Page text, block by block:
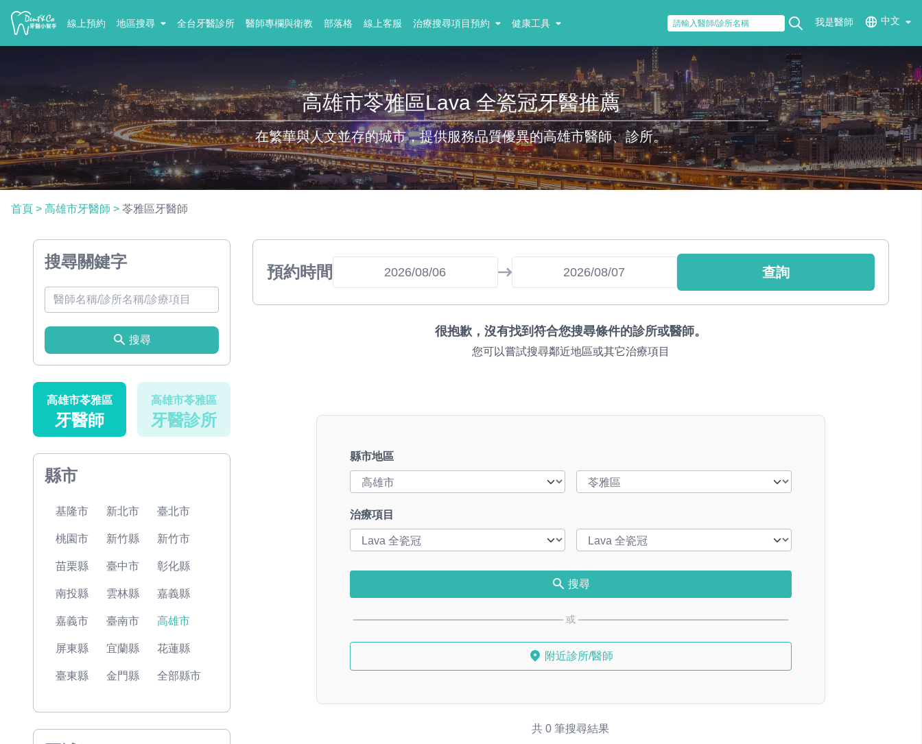
線上預約 地區搜尋 全台牙醫診所 醫師專欄與衛教 部落格 線上客服 治療搜尋項目預約 健康工具 我是醫師 中文
高雄市苓雅區Lava 全瓷冠牙醫推薦
在繁華與人文並存的城市，提供服務品質優異的高雄市醫師、診所。
首頁 > 高雄市牙醫師 > 苓雅區牙醫師
搜尋關鍵字
搜尋
高雄市苓雅區
牙醫師
高雄市苓雅區
牙醫診所
縣市
基隆市 新北市 臺北市
桃園市 新竹縣 新竹市
苗栗縣 臺中市 彰化縣
南投縣 雲林縣 嘉義縣
嘉義市 臺南市 高雄市
屏東縣 宜蘭縣 花蓮縣
臺東縣 金門縣 全部縣市
預約時間 查詢
很抱歉，沒有找到符合您搜尋條件的診所或醫師。
您可以嘗試搜尋鄰近地區或其它治療項目
縣市地區
治療項目
搜尋
或
附近診所/醫師
共 0 筆搜尋結果